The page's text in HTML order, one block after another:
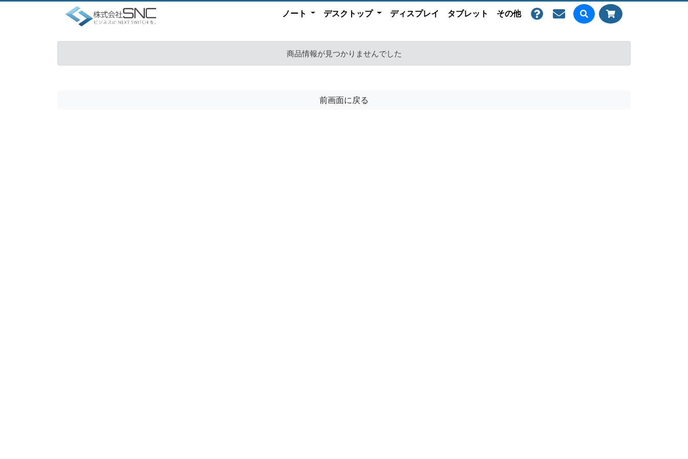
ノート デスクトップ ディスプレイ タブレット その他
商品情報が見つかりませんでした
前画面に戻る